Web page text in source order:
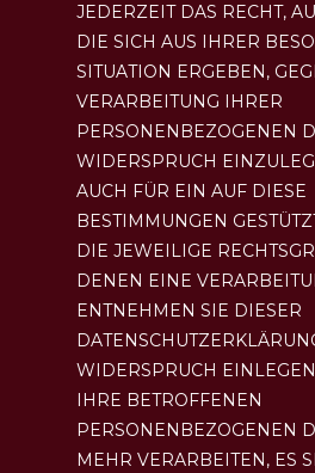
JEDERZEIT DAS RECHT,
DIE SICH AUS IHRER
SITUATION ERGEBEN,
VERARBEITUNG IHRER
PERSONENBEZOGENEN
WIDERSPRUCH
AUCH FÜR EIN AUF DIESE
BESTIMMUNGEN
DIE JEWEILIGE
DENEN EINE
ENTNEHMEN SIE DIESER
WIDERSPRUCH
IHRE BETROFFENEN
PERSONENBEZOGENEN
MEHR VERARBEITEN, ES